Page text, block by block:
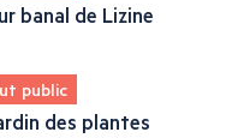
banal de Lizine
public
des plantes